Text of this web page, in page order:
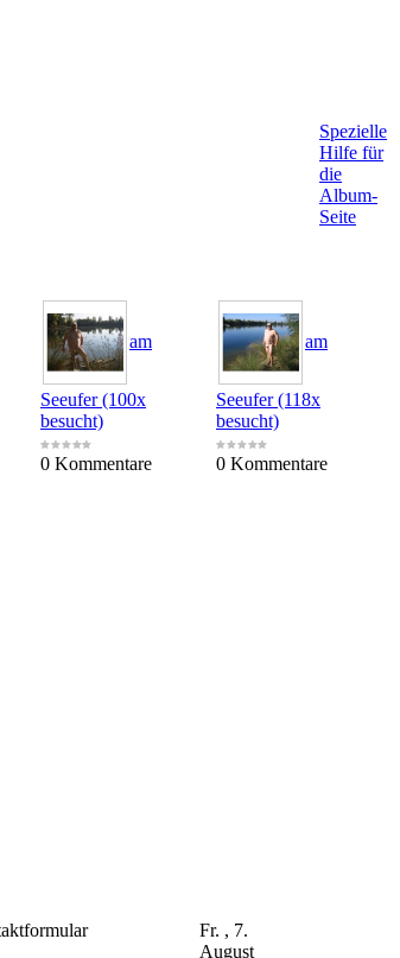
Spezielle
Hilfe für
die
Album-
Seite
am
Seeufer (100x
besucht)
0 Kommentare
am
Seeufer (118x
besucht)
0 Kommentare
Fr. , 7.
August